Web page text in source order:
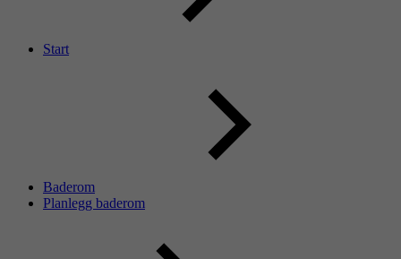
Start
Baderom
Planlegg baderom